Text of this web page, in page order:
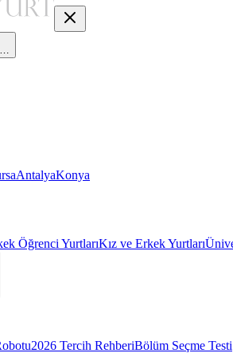
AntalyaKonya
Öğrenci YurtlarıKız ve Erkek Yurtları
2026 Tercih RehberiBölüm Seçme Testi